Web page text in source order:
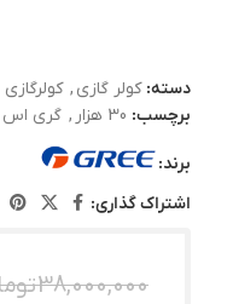
دسته: کولر گازی ,
برچسب: 30 هزار , گری اس
برند:
اشتراک گذاری:
38,000,000